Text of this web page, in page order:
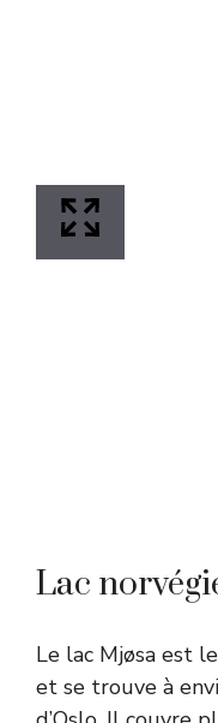
Lac
Le lac Mjøsa est
et se trouve à